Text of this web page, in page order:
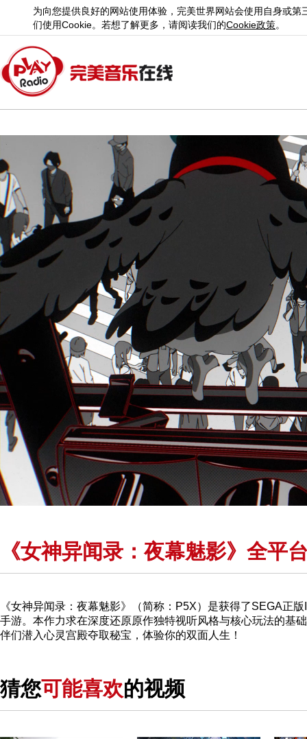
为向您提供良好的网站使用体验，完美世界网站会使用自身或第
们使用Cookie。若想了解更多，请阅读我们的Cookie政策。
《女神异闻录：夜幕魅影》全平
《女神异闻录：夜幕魅影》（简称：P5X）是获得了SEGA正
手游。本作力求在深度还原原作独特视听风格与核心玩法的基
伴们潜入心灵宫殿夺取秘宝，体验你的双面人生！
猜您可能喜欢的视频